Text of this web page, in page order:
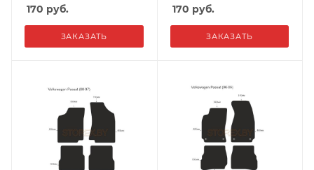
170 руб.
ЗАКАЗАТЬ
170 руб.
ЗАКАЗАТЬ